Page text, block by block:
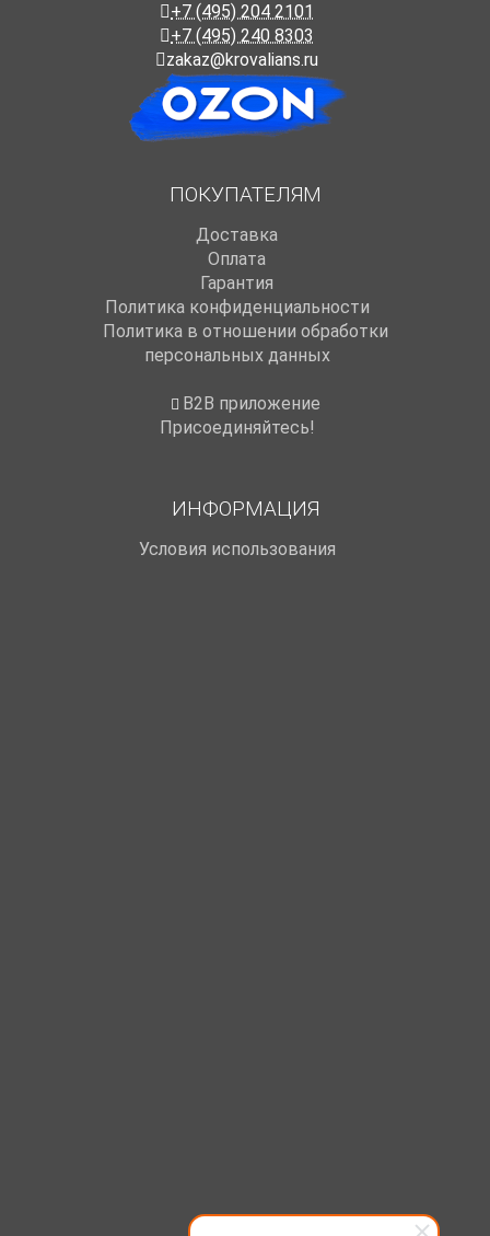
+7 (495) 204 2101
+7 (495) 240 8303
zakaz@krovalians.ru
ПОКУПАТЕЛЯМ
Доставка
Оплата
Гарантия
Политика конфиденциальности
Политика в отношении обработки
персональных данных
B2B приложение
Присоединяйтесь!
ИНФОРМАЦИЯ
Условия использования